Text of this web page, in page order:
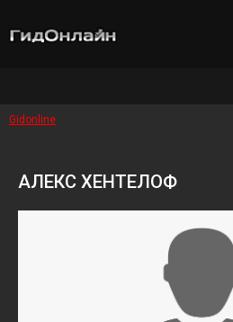
Gidonline
АЛЕКС ХЕНТЕЛОФ